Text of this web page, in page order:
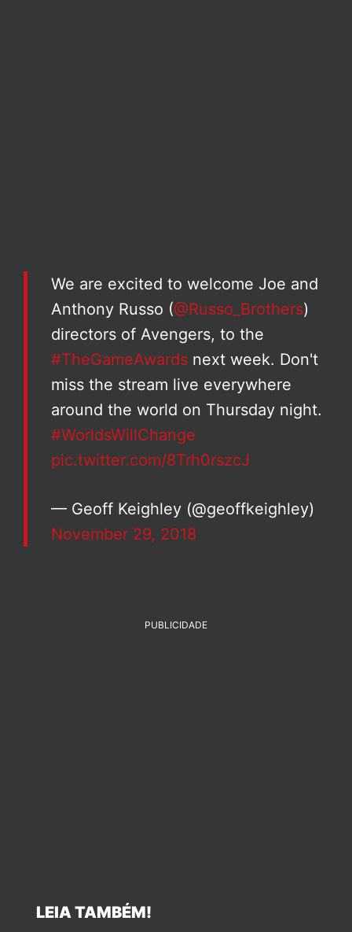
We are excited to welcome Joe and
Anthony Russo (@Russo_Brothers)
directors of Avengers, to the
#TheGameAwards next week. Don't
miss the stream live everywhere
around the world on Thursday night.
#WorldsWillChange
pic.twitter.com/8Trh0rszcJ
— Geoff Keighley (@geoffkeighley)
November 29, 2018
PUBLICIDADE
LEIA TAMBÉM!